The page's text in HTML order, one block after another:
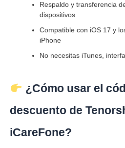
Respaldo y transferencia
dispositivos
Compatible con iOS 17 y
iPhone
No necesitas iTunes,
¿Cómo usar el
descuento de
iCareFone?